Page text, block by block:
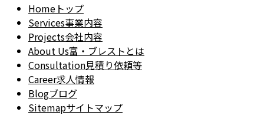
Home トップ
Services事業内容
Projects会社内容
About Us富・ブレストとは
Consultation見積り依頼等
Career求人情報
Blogブログ
Sitemapサイトマップ